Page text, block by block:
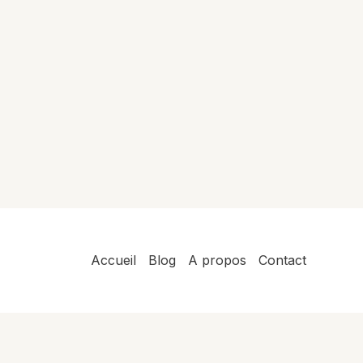
Accueil Blog A propos Contact